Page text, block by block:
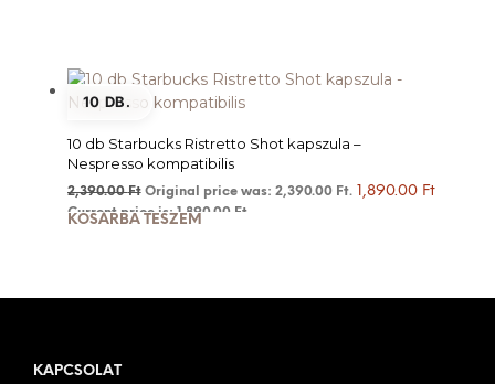
10 DB.
10 db Starbucks Ristretto Shot kapszula –
Nespresso kompatibilis
2,390.00Ft Original price was: 2,390.00 Ft. 1,890.00 Ft
Current price is: 1,890.00 Ft.
KOSÁRBA TESZEM
KAPCSOLAT